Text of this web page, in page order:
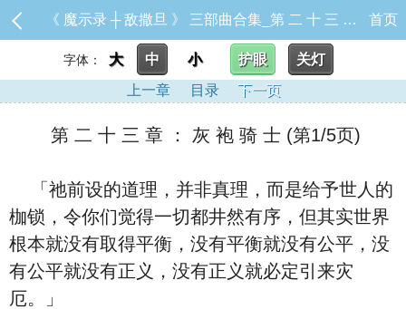
《 魔示录 ┼ 敌撒旦 》 三部曲合集_第 二 十 三 章 ： 灰 袍 骑 士 首页
字体： 大 中 小 护眼
关灯
上一章
目录 下一页
第 二 十 三 章 ： 灰 袍 骑 士 (第1/5页)
「祂前设的道理，并非真理，而是给予世人的
枷锁，令你们觉得一切都井然有序，但其实世界
根本就没有取得平衡，没有平衡就没有公平，没
有公平就没有正义，没有正义就必定引来灾
厄。」